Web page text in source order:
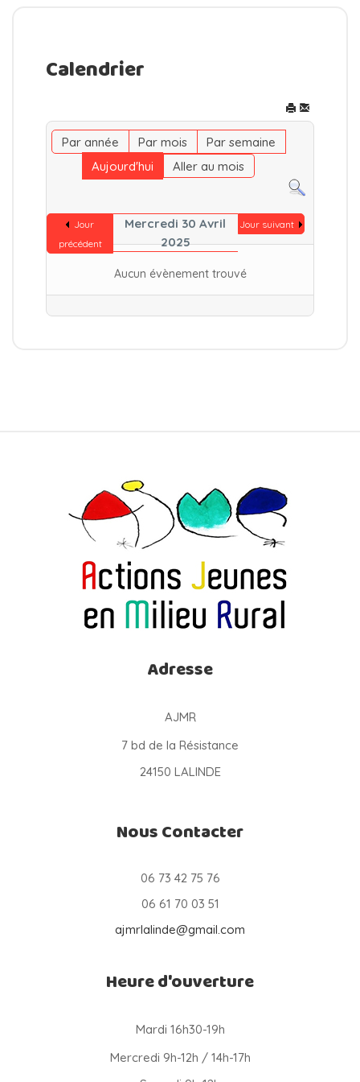
Calendrier
Par année Par mois
Par semaine
Aujourd'hui
Aller au mois
Jour
précédent
Mercredi 30 Avril
2025
Jour suivant
Aucun évènement trouvé
Adresse
AJMR
7 bd de la Résistance
24150 LALINDE
Nous Contacter
06 73 42 75 76
06 61 70 03 51
ajmrlalinde@gmail.com
Heure d'ouverture
Mardi 16h30-19h
Mercredi 9h-12h / 14h-17h